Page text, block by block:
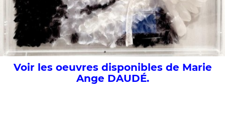
Voir les oeuvres disponibles de Marie
Ange DAUDÉ.